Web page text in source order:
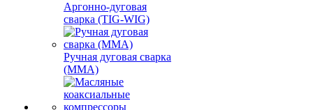
Аргонно-дуговая
сварка (TIG-WIG)
Ручная дуговая сварка
(MMA)